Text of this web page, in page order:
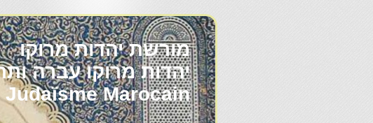
מורשת יהדות מרוקו
Marocain